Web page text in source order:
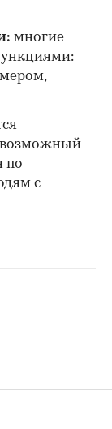
многие
возможный
по
с